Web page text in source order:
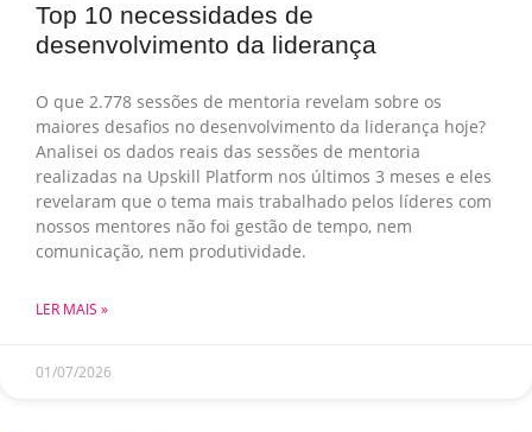
Top 10 necessidades de
desenvolvimento da liderança
O que 2.778 sessões de mentoria revelam sobre os
maiores desafios no desenvolvimento da liderança hoje?
Analisei os dados reais das sessões de mentoria
realizadas na Upskill Platform nos últimos 3 meses e eles
revelaram que o tema mais trabalhado pelos líderes com
nossos mentores não foi gestão de tempo, nem
comunicação, nem produtividade.
LER MAIS »
01/07/2026